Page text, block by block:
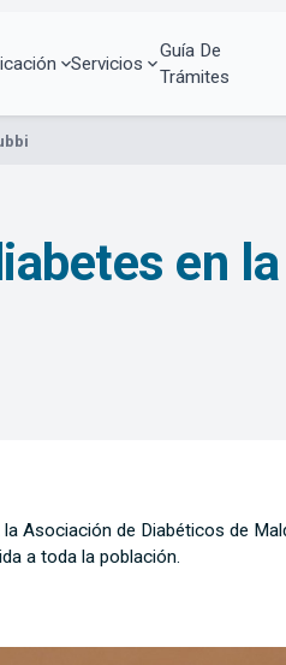
Servicios
Guía De
Trámites
en
Asociación de Diabéticos de
a toda la población.